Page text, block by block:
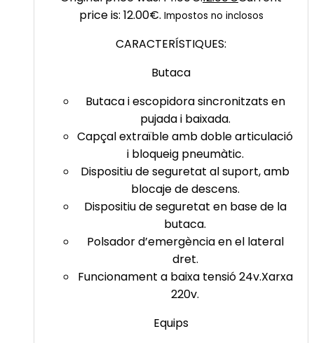
price is: 12.00€. Impostos no inclosos
CARACTERÍSTIQUES:
Butaca
Butaca i escopidora sincronitzats en
pujada i baixada.
Capçal extraïble amb doble articulació
i bloqueig pneumàtic.
Dispositiu de seguretat al suport, amb
blocaje de descens.
Dispositiu de seguretat en base de la
butaca.
Polsador d’emergència en el lateral
dret.
Funcionament a baixa tensió 24v.Xarxa
220v.
Equips